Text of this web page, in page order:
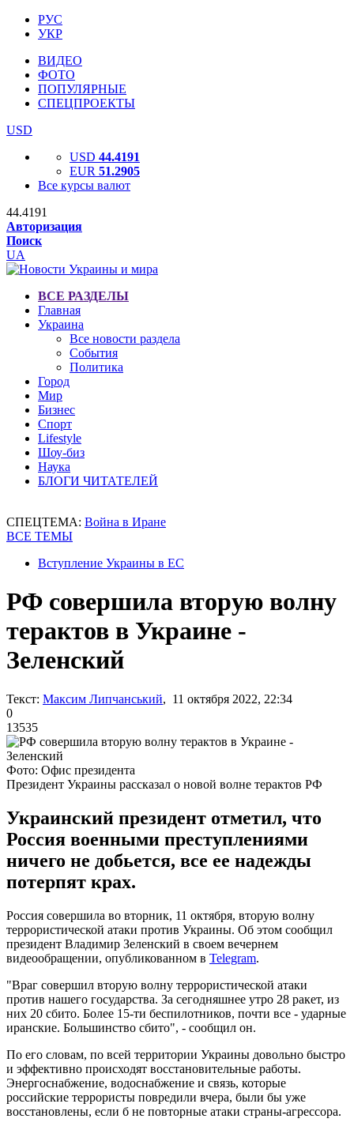
РУС
УКР
ВИДЕО
ФОТО
ПОПУЛЯРНЫЕ
СПЕЦПРОЕКТЫ
USD
USD 44.4191
EUR 51.2905
Все курсы валют
44.4191
Авторизация
Поиск
UA
ВСЕ РАЗДЕЛЫ
Главная
Украина
Все новости раздела
События
Политика
Город
Мир
Бизнес
Спорт
Lifestyle
Шоу-биз
Наука
БЛОГИ ЧИТАТЕЛЕЙ
СПЕЦТЕМА: Война в Иране
ВСЕ ТЕМЫ
Вступление Украины в ЕС
РФ совершила вторую волну
терактов в Украине -
Зеленский
Текст: Максим Липчанський, 11 октября 2022, 22:34
0
13535
Фото: Офис президента
Президент Украины рассказал о новой волне терактов РФ
Украинский президент отметил, что
Россия военными преступлениями
ничего не добьется, все ее надежды
потерпят крах.
Россия совершила во вторник, 11 октября, вторую волну
террористической атаки против Украины. Об этом сообщил
президент Владимир Зеленский в своем вечернем
видеообращении, опубликованном в Telegram.
"Враг совершил вторую волну террористической атаки
против нашего государства. За сегодняшнее утро 28 ракет, из
них 20 сбито. Более 15-ти беспилотников, почти все - ударные
иранские. Большинство сбито", - сообщил он.
По его словам, по всей территории Украины довольно быстро
и эффективно происходят восстановительные работы.
Энергоснабжение, водоснабжение и связь, которые
российские террористы повредили вчера, были бы уже
восстановлены, если б не повторные атаки страны-агрессора.